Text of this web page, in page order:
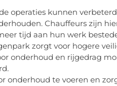
operaties kunnen
Chauffeurs zijn
tijd aan hun werk
zorgt voor hogere
onderhoud en rijgedrag
onderhoud te voeren en